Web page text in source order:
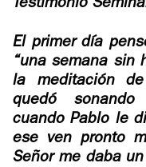
ADOLECENTS
PLW CHILDREN
MARRIAGE
COURSE
Testimonio
El primer día
“una semana sin
la meditación
quedó
cuando Pablo le
ese ven pronto
Señor me daba